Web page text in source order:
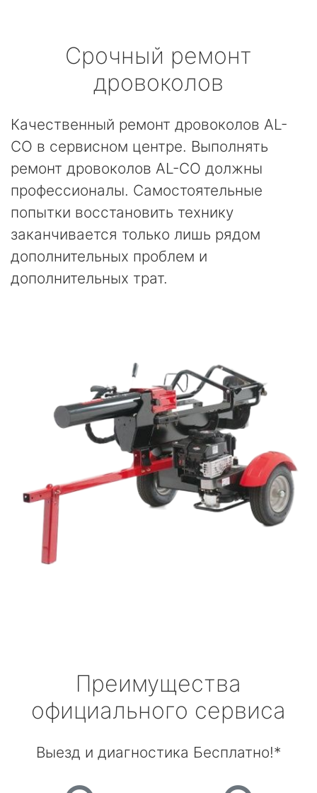
Срочный ремонт
дровоколов
Качественный ремонт дровоколов AL-
CO в сервисном центре. Выполнять
ремонт дровоколов AL-CO должны
профессионалы. Самостоятельные
попытки восстановить технику
заканчивается только лишь рядом
дополнительных проблем и
дополнительных трат.
Преимущества
официального сервиса
Выезд и диагностика Бесплатно!*